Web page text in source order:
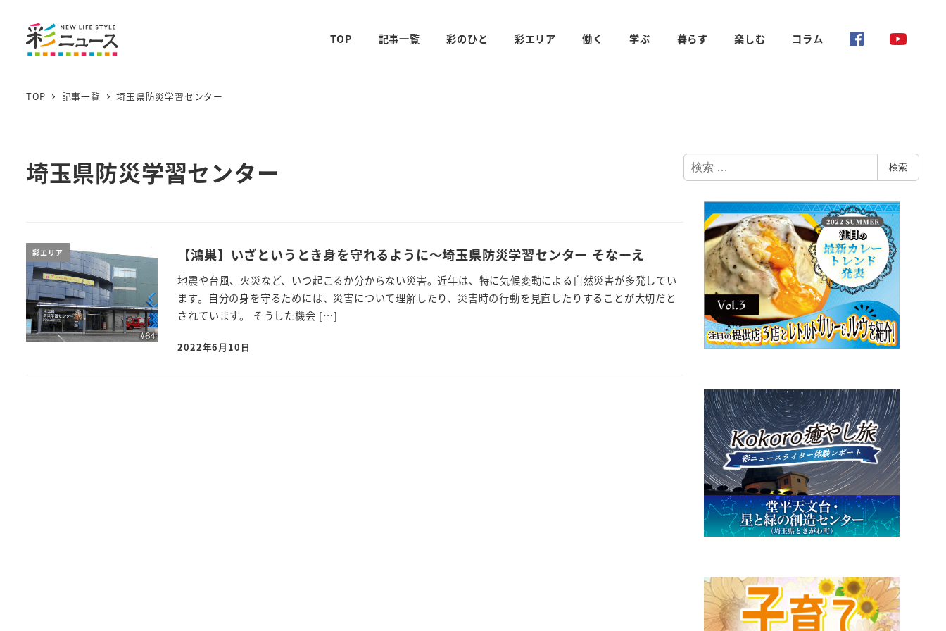
TOP 記事一覧 彩のひと 彩エリア 働く 学ぶ 暮らす 楽しむ コラム
TOP 記事一覧 埼玉県防災学習センター
埼玉県防災学習センター
彩エリア 【鴻巣】いざというとき身を守れるように～埼玉県防災学習センター そなーえ
地震や台風、火災など、いつ起こるか分からない災害。近年は、特に気候変動による自然災害が多発してい
ます。自分の身を守るためには、災害について理解したり、災害時の行動を見直したりすることが大切だと
されています。 そうした機会 […]
2022年6月10日
検
索
検索